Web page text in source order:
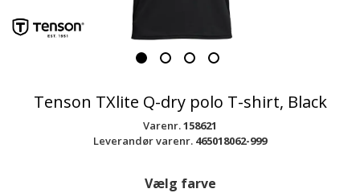
Tenson TXlite Q-dry polo T-shirt, Black
Varenr.158621
Leverandør varenr. 465018062-999
Vælg farve